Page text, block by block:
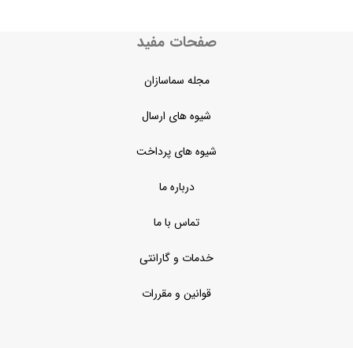
صفحات مفید
مجله سماسازان
شیوه های ارسال
شیوه های پرداخت
درباره ما
تماس با ما
خدمات و گارانتی
قوانین و مقررات